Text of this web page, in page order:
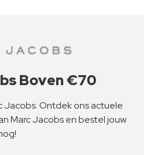
Boven €70
Jacobs. Ontdek ons actuele
Marc Jacobs en bestel jouw